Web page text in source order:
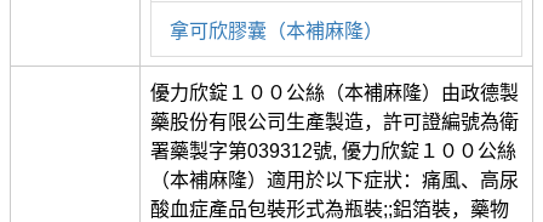
拿可欣膠囊（本補麻隆）
優力欣錠１００公絲（本補麻隆）由政德製
藥股份有限公司生產製造，許可證編號為衛
署藥製字第039312號, 優力欣錠１００公絲
（本補麻隆）適用於以下症狀：痛風、高尿
酸血症產品包裝形式為瓶裝;;鋁箔裝，藥物